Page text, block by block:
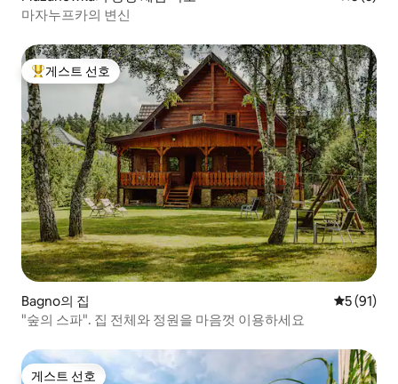
마자누프카의 변신
상위 게스트 선호
게스트 선호
Bagno의 집 평점 5점
5 (91)
"숲의 스파". 집 전체와 정원을 마음껏 이용하세요
게스트 선호